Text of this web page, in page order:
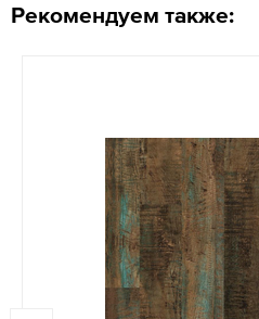
Рекомендуем также: